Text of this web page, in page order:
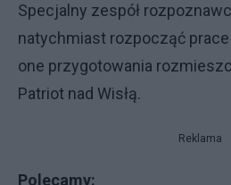
Specjalny zespół
natychmiast rozpocząć
one przygotowania
Patriot nad Wisłą.
Reklama
Polecamy: